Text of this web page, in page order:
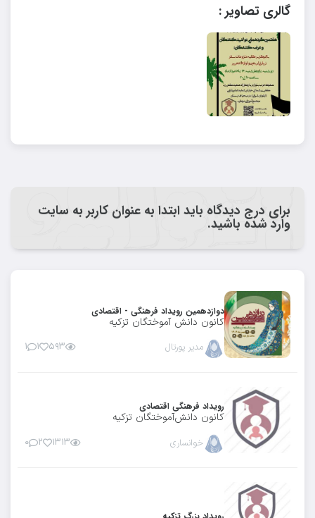
گالری تصاویر :
برای درج دیدگاه باید ابتدا به عنوان کاربر به سایت
وارد شده باشید.
دوازدهمین رویداد فرهنگی - اقتصادی
کانون دانش آموختگان تزکیه
مدیر پورتال ۵۹۳ ۱ ۱
رویداد فرهنگی اقتصادی
کانون دانش‌آموختگان تزکیه
خوانساری ۱۳۱۳ ۲ ۰